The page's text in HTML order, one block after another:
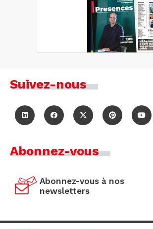
Suivez-nous
Abonnez-vous
Abonnez-vous à nos
newsletters